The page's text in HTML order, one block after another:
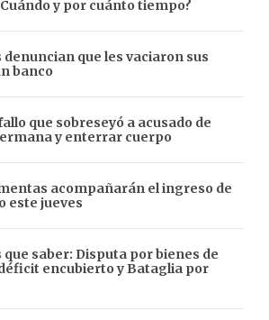
y por cuánto tiempo?
denuncian que les vaciaron sus
banco
que sobreseyó a acusado de
y enterrar cuerpo
acompañarán el ingreso de
este jueves
que saber: Disputa por bienes de
encubierto y Bataglia por